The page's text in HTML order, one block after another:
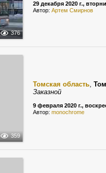
376
29 декабря 2020 г.,
Автор: Apтем Cмирнов
359
Томская область,
Заказной
9 февраля 2020 г.,
Автор: monochrome